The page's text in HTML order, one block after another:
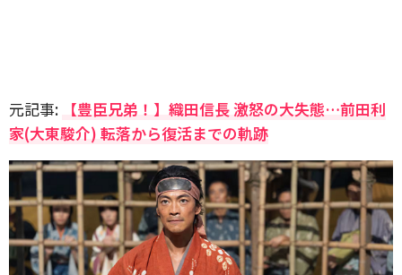
元記事: 【豊臣兄弟！】織田信長 激怒の大失態…前田利
家(大東駿介) 転落から復活までの軌跡